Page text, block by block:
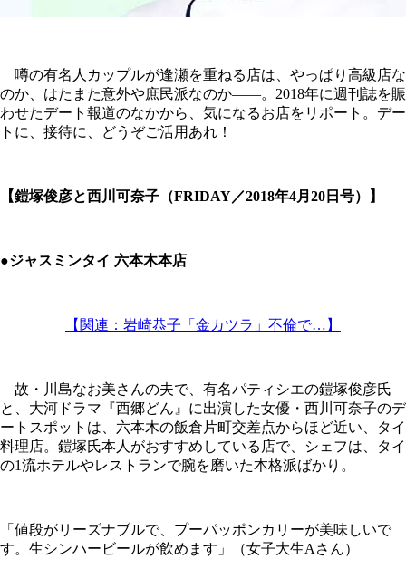
噂の有名人カップルが逢瀬を重ねる店は、やっぱり高級店な
のか、はたまた意外や庶民派なのか――。2018年に週刊誌を賑
わせたデート報道のなかから、気になるお店をリポート。デー
トに、接待に、どうぞご活用あれ！
【鎧塚俊彦と西川可奈子（FRIDAY／2018年4月20日号）】
●ジャスミンタイ 六本木本店
【関連：岩崎恭子「金カツラ」不倫で…】
故・川島なお美さんの夫で、有名パティシエの鎧塚俊彦氏
と、大河ドラマ『西郷どん』に出演した女優・西川可奈子のデ
ートスポットは、六本木の飯倉片町交差点からほど近い、タイ
料理店。鎧塚氏本人がおすすめしている店で、シェフは、タイ
の1流ホテルやレストランで腕を磨いた本格派ばかり。
「値段がリーズナブルで、プーパッポンカリーが美味しいで
す。生シンハービールが飲めます」（女子大生Aさん）